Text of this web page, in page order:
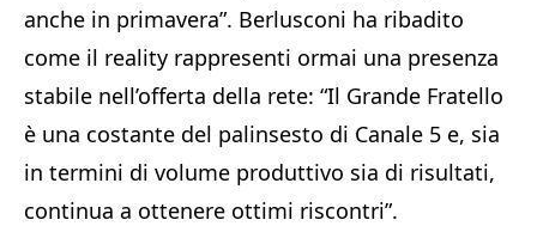
anche in primavera”. Berlusconi ha ribadito
come il reality rappresenti ormai una presenza
stabile nell’offerta della rete: “Il Grande Fratello
è una costante del palinsesto di Canale 5 e, sia
in termini di volume produttivo sia di risultati,
continua a ottenere ottimi riscontri”.